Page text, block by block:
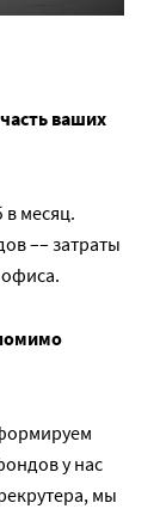
ваших
в месяц.
–– затраты
у нас
мы